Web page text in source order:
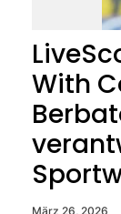
With
März 26, 2026